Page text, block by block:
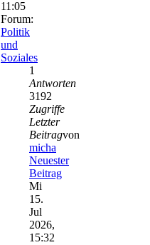
11:05
Forum:
Politik
und
Soziales
1
Antworten
3192
Zugriffe
Letzter
Beitragvon
micha
Neuester
Beitrag
Mi
15.
Jul
2026,
15:32